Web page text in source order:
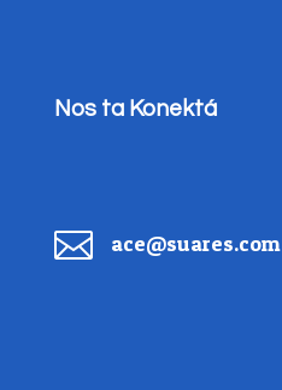
Nos ta Konektá
 ace@suares.com